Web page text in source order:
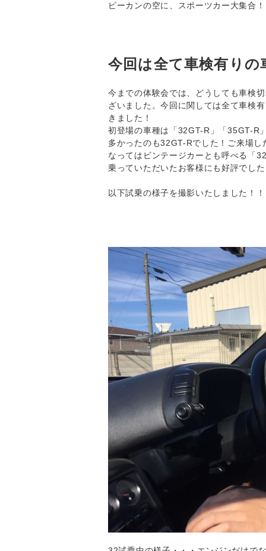
ピーカンの空に、スポーツカー大集合
今回は全て車検有り
今までの体験会では、どうしても車検
ざいました。今回に関しては全て車検
きました！
初登場の車種は「32GT-R」「35GT-R
多かったのも32GT-Rでした！ご来場
なってはビンテージカーとも呼べる「
乗っていただいたお客様にも好評でし
以下試乗の様子を撮影いたしました！！